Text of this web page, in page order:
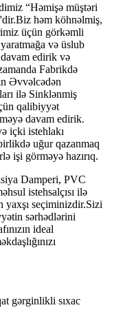
“Həmişə müştəri
həm köhnəlmiş,
üçün görkəmli
və üslub
edirik və
Fabrikdə
Əvvəlcədən
ilə Sinklənmiş
qalibiyyət
davam edirik.
içki istehlakı
uğur qazanmaq
işi görməyə hazırıq.
Damperi, PVC
istehsalçısı ilə
yaxşı seçiminizdir.Sizi
sərhədlərini
ideal